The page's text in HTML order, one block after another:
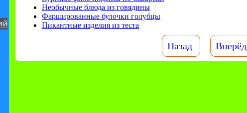
Необычные блюда из говядины
Фаршированные булочки голубцы
Пикантные изделия из теста
Назад Вперёд